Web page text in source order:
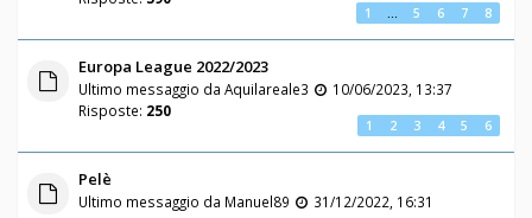
1 … 5 6 7 8
Europa League 2022/2023
Ultimo messaggio da Aquilareale3
10/06/2023, 13:37
Risposte: 250
1 2 3 4 5 6
Pelè
Ultimo messaggio da Manuel89
31/12/2022, 16:31